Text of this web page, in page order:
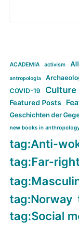
ACADEMIA activism
antropologia
COVID-19 Culture
Featured Posts
Geschichten der
new books in
tag:Anti-
tag:Far-
tag:Norway
tag:Social